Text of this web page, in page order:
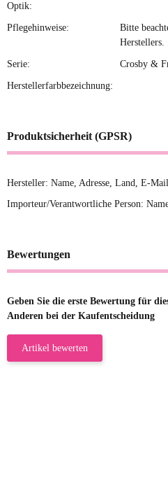
Optik:
Pflegehinweise:
Bitte
Herstellers.
Serie: Crosby &
Herstellerfarbbezeichnung:
Produktsicherheit (GPSR)
Hersteller: Name, Adresse, Land, E-Mail
Importeur/Verantwortliche Person:
Bewertungen
Geben Sie die erste Bewertung für
Anderen bei der Kaufentscheidung
Artikel bewerten